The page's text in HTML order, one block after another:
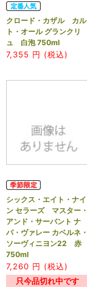
クロード・カザル カル
ト・オール グランクリ
ュ 白泡 750ml
7,355 円 (税込)
シックス・エイト・ナイ
ン セラーズ マスター・
アンド・サーバント ナ
パ・ヴァレー カベルネ・
ソーヴィニヨン22 赤
750ml
7,260 円 (税込)
只今品切れ中です